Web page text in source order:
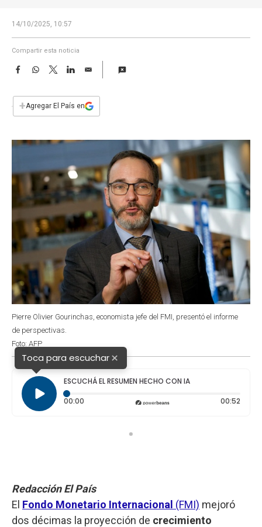
14/10/2025, 10:57
Compartir esta noticia
F
e
b
k
W
s
p
T
w
t
L
E
i
l
+Agregar El País en
Pierre Olivier Gourinchas, economista jefe del FMI, presentó el informe
de perspectivas.
Foto: AFP
Toca para escuchar×
ESCUCHÁ EL RESUMEN HECHO CON IA
00:00 Tiempo transcurrido: 0 segundos 00:52
Redacción El País
El Fondo Monetario Internacional (FMI) mejoró
dos décimas la proyección de crecimiento